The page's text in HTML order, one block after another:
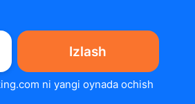
Izlash
ni yangi oynada ochish